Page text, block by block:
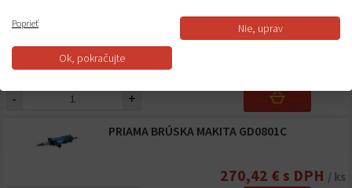
PRIAMA BRÚSKA MAKITA GD0800C
- +
PRIAMA BRÚSKA MAKITA GD0801C
270,42 € s DPH / ks
Poprieť Nie, uprav
Ok, pokračujte